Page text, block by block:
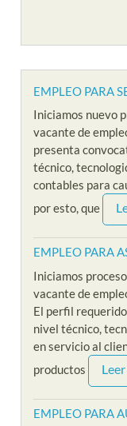
EMPLEO PARA
Iniciamos nuevo
vacante de
presenta
técnico,
contables para
por esto, que
EMPLEO PARA
Iniciamos
vacante de
El perfil
nivel técnico,
en servicio al
productos
Leer
EMPLEO PARA